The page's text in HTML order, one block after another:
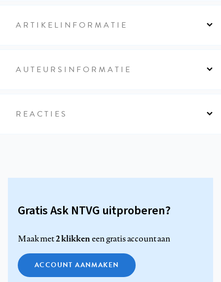
ARTIKELINFORMATIE
AUTEURSINFORMATIE
REACTIES
Gratis Ask NTVG uitproberen?
Maak met2 klikkeneen gratis account aan
ACCOUNT AANMAKEN